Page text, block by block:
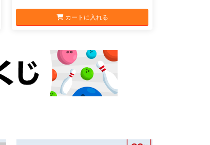
カートに入れる